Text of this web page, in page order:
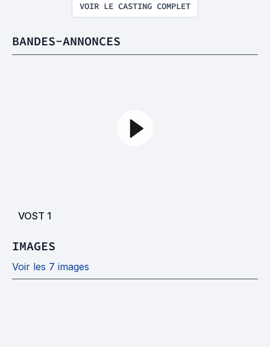
VOIR LE CASTING COMPLET
BANDES-ANNONCES
VOST 1
IMAGES
Voir les 7 images